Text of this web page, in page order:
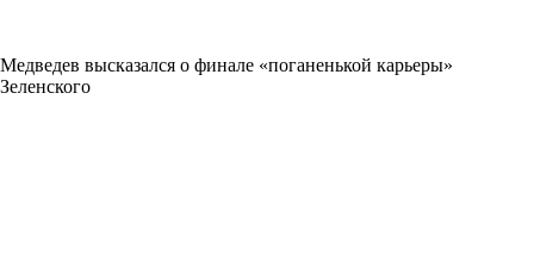
Медведев высказался о финале «поганенькой карьеры»
Зеленского